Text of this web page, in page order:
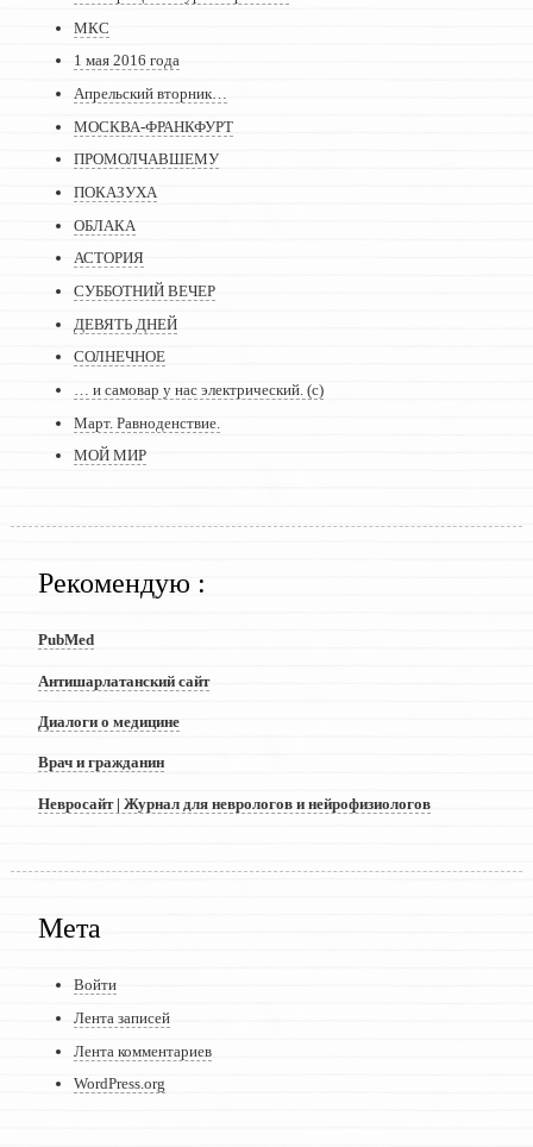
МКС
1 мая 2016 года
Апрельский вторник…
МОСКВА-ФРАНКФУРТ
ПРОМОЛЧАВШЕМУ
ПОКАЗУХА
ОБЛАКА
АСТОРИЯ
СУББОТНИЙ ВЕЧЕР
ДЕВЯТЬ ДНЕЙ
СОЛНЕЧНОЕ
… и самовар у нас электрический. (с)
Март. Равноденствие.
МОЙ МИР
Рекомендую :
PubMed
Антишарлатанский сайт
Диалоги о медицине
Врач и гражданин
Невросайт | Журнал для неврологов и нейрофизиологов
Мета
Войти
Лента записей
Лента комментариев
WordPress.org